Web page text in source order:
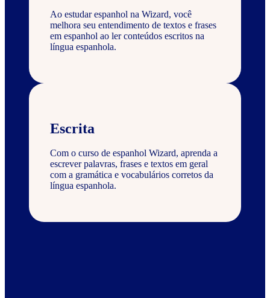
Ao estudar espanhol na Wizard, você
melhora seu entendimento de textos e frases
em espanhol ao ler conteúdos escritos na
língua espanhola.
Escrita
Com o curso de espanhol Wizard, aprenda a
escrever palavras, frases e textos em geral
com a gramática e vocabulários corretos da
língua espanhola.